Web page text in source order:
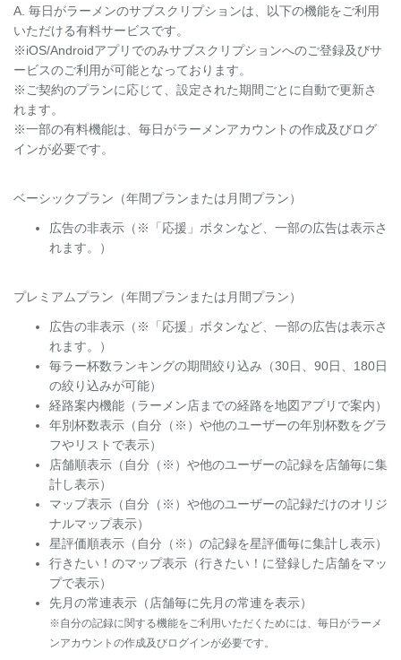
A. 毎日がラーメンのサブスクリプションは、以下の機能をご利用
いただける有料サービスです。
※iOS/Androidアプリでのみサブスクリプションへのご登録及びサ
ービスのご利用が可能となっております。
※ご契約のプランに応じて、設定された期間ごとに自動で更新さ
れます。
※一部の有料機能は、毎日がラーメンアカウントの作成及びログ
インが必要です。
ベーシックプラン（年間プランまたは月間プラン）
広告の非表示（※「応援」ボタンなど、一部の広告は表示さ
れます。）
プレミアムプラン（年間プランまたは月間プラン）
広告の非表示（※「応援」ボタンなど、一部の広告は表示さ
れます。）
毎ラー杯数ランキングの期間絞り込み（30日、90日、180日
の絞り込みが可能）
経路案内機能（ラーメン店までの経路を地図アプリで案内）
年別杯数表示（自分（※）や他のユーザーの年別杯数をグラ
フやリストで表示）
店舗順表示（自分（※）や他のユーザーの記録を店舗毎に集
計し表示）
マップ表示（自分（※）や他のユーザーの記録だけのオリジ
ナルマップ表示）
星評価順表示（自分（※）の記録を星評価毎に集計し表示）
行きたい！のマップ表示（行きたい！に登録した店舗をマッ
プで表示）
先月の常連表示（店舗毎に先月の常連を表示）
※自分の記録に関する機能をご利用いただくためには、毎日がラーメ
ンアカウントの作成及びログインが必要です。